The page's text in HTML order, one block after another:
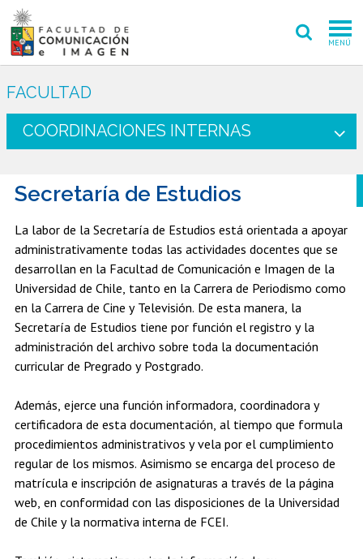
MENÚ
INVESTIGACIÓN CREACIÓN
EXTENSIÓN
INTERNACIONAL
ADMISIÓN
PERIODISMO CINE Y TV
Estudiantes Académicos
FACULTAD
COORDINACIONES INTERNAS
Secretaría de Estudios
La labor de la Secretaría de Estudios está orientada a apoyar
administrativamente todas las actividades docentes que se
desarrollan en la Facultad de Comunicación e Imagen de la
Universidad de Chile, tanto en la Carrera de Periodismo como
en la Carrera de Cine y Televisión. De esta manera, la
Secretaría de Estudios tiene por función el registro y la
administración del archivo sobre toda la documentación
curricular de Pregrado y Postgrado.
Además, ejerce una función informadora, coordinadora y
certificadora de esta documentación, al tiempo que formula
procedimientos administrativos y vela por el cumplimiento
regular de los mismos. Asimismo se encarga del proceso de
matrícula e inscripción de asignaturas a través de la página
web, en conformidad con las disposiciones de la Universidad
de Chile y la normativa interna de FCEI.